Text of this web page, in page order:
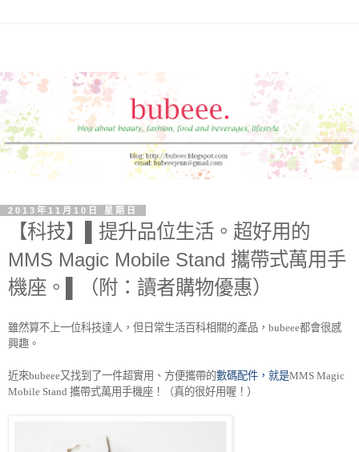
2013年11月10日 星期日
【科技】▌提升品位生活。超好用的
MMS Magic Mobile Stand 攜帶式萬用手
機座。▌（附：讀者購物優惠）
雖然算不上一位科技達人，但日常生活百科相關的產品， bubeee都會很感
興趣。
近來bubeee又找到了一件超實用、方便攜帶的數碼配件，就是MMS Magic
Mobile Stand 攜帶式萬用手機座！（真的很好用喔！）